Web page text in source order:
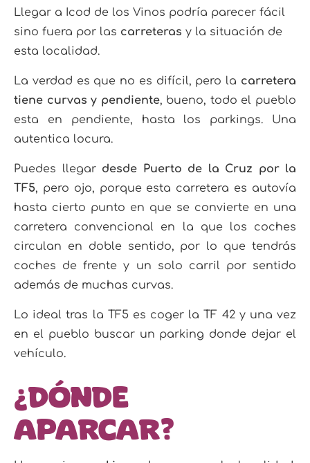
Llegar a Icod de los Vinos podría parecer fácil
sino fuera por las carreteras y la situación de
esta localidad.
La verdad es que no es difícil, pero la carretera
tiene curvas y pendiente, bueno, todo el pueblo
esta en pendiente, hasta los parkings. Una
autentica locura.
Puedes llegar desde Puerto de la Cruz por la
TF5, pero ojo, porque esta carretera es autovía
hasta cierto punto en que se convierte en una
carretera convencional en la que los coches
circulan en doble sentido, por lo que tendrás
coches de frente y un solo carril por sentido
además de muchas curvas.
Lo ideal tras la TF5 es coger la TF 42 y una vez
en el pueblo buscar un parking donde dejar el
vehículo.
¿Dónde
aparcar?